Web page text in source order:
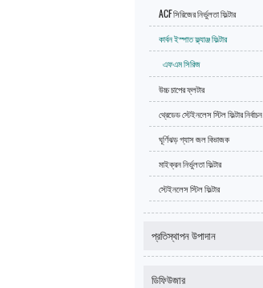
ACF সিরিজের নির্ভুলতা ফিল্টার
কার্বন ইস্পাত ফ্ল্যাঞ্জ ফিল্টার
এফএম সিরিজ
উচ্চ চাপের ফ্লটার
থ্রেডেড স্টেইনলেস স্টিল ফিল্টার নির্বাচন
ঘূর্ণিঝড় গ্যাস জল বিভাজক
মাইক্রন নির্ভুলতা ফিল্টার
স্টেইনলেস স্টিল ফিল্টার
প্রতিস্থাপন উপাদান
ডিফিউজার